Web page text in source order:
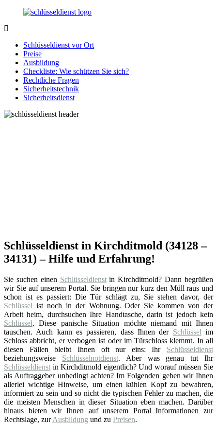
Zurück
Inhalt
Notlage
wird
gelöst!
Schlüsseldienst vor Ort
Preise
Ausbildung
Checkliste: Wie schützen Sie sich?
Rechtliche Fragen
Sicherheitstechnik
Sicherheitsdienst
Schlüsseldienst in Kirchditmold (34128 –
34131) – Hilfe und Erfahrung!
Sie suchen einen Schlüsseldienstin Kirchditmold? Dann begrüßen
wir Sie auf unserem Portal. Sie bringen nur kurz den Müll raus und
schon ist es passiert: Die Tür schlägt zu, Sie stehen davor, der
Schlüssel ist noch in der Wohnung. Oder Sie kommen von der
Arbeit heim, durchsuchen Ihre Handtasche, darin ist jedoch kein
Schlüssel. Diese panische Situation möchte niemand mit Ihnen
tauschen. Auch kann es passieren, dass Ihnen der Schlüssel im
Schloss abbricht, er verbogen ist oder im Türschloss klemmt. In all
diesen Fällen bleibt Ihnen oft nur eins: Ihr Schlüsseldienst
beziehungsweise Schlüsselnotdienst. Aber was genau tut Ihr
Schlüsseldienst in Kirchditmold eigentlich? Und worauf müssen Sie
als Auftraggeber unbedingt achten? Im Folgenden geben wir Ihnen
allerlei wichtige Hinweise, um einen kühlen Kopf zu bewahren,
informiert zu sein und so nicht die typischen Fehler zu machen, die
die meisten Menschen in dieser Situation eben machen. Darüber
hinaus bieten wir Ihnen auf unserem Portal Informationen zur
Rechtslage, zurAusbildung und zu Preisen.